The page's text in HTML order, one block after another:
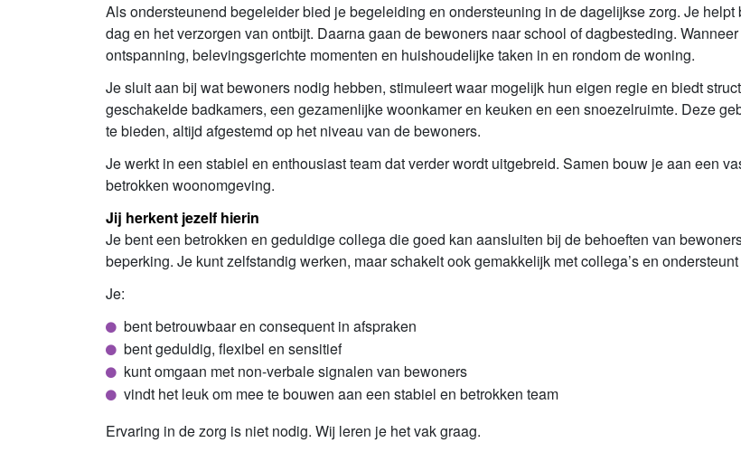
Als ondersteunend begeleider bied je begeleiding en ondersteuning in de dagelijkse zorg. Je
dag en het verzorgen van ontbijt. Daarna gaan de bewoners naar school of dagbesteding.
ontspanning, belevingsgerichte momenten en huishoudelijke taken in en rondom de woning.
Je sluit aan bij wat bewoners nodig hebben, stimuleert waar mogelijk hun eigen regie en biedt
geschakelde badkamers, een gezamenlijke woonkamer en keuken en een snoezelruimte. Deze
te bieden, altijd afgestemd op het niveau van de bewoners.
Je werkt in een stabiel en enthousiast team dat verder wordt uitgebreid. Samen bouw je aan een
betrokken woonomgeving.
Jij herkent jezelf hierin
Je bent een betrokken en geduldige collega die goed kan aansluiten bij de behoeften van
beperking. Je kunt zelfstandig werken, maar schakelt ook gemakkelijk met collega’s en
Je:
bent betrouwbaar en consequent in afspraken
bent geduldig, flexibel en sensitief
kunt omgaan met non-verbale signalen van bewoners
vindt het leuk om mee te bouwen aan een stabiel en betrokken team
Ervaring in de zorg is niet nodig. Wij leren je het vak graag.